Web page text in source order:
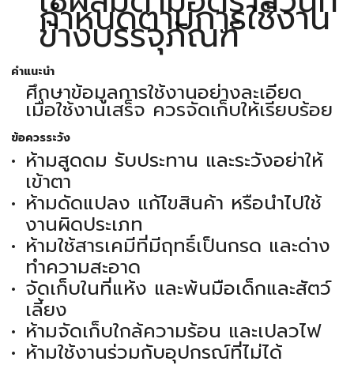
กำหนดตามการใช้งาน
ข้างบรรจุภัณฑ์
คำแนะนำ
ศึกษาข้อมูลการใช้งานอย่างละเอียด
เมื่อใช้งานเสร็จ ควรจัดเก็บให้เรียบร้อย
ข้อควรระวัง
ห้ามสูดดม รับประทาน และระวังอย่าให้
เข้าตา
ห้ามดัดแปลง แก้ไขสินค้า หรือนำไปใช้
งานผิดประเภท
ห้ามใช้สารเคมีที่มีฤทธิ์เป็นกรด และด่าง
ทำความสะอาด
จัดเก็บในที่แห้ง และพ้นมือเด็กและสัตว์
เลี้ยง
ห้ามจัดเก็บใกล้ความร้อน และเปลวไฟ
ห้ามใช้งานร่วมกับอุปกรณ์ที่ไม่ได้